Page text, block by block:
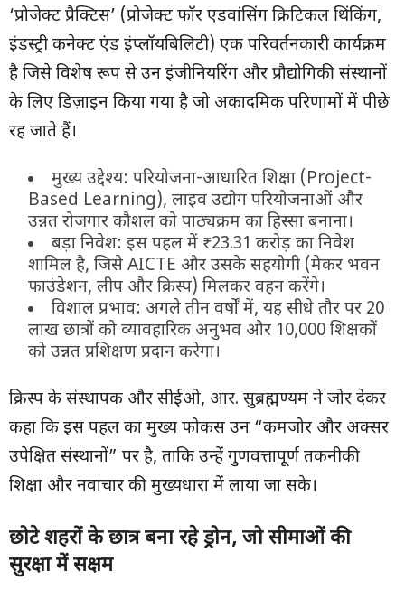
‘प्रोजेक्ट प्रैक्टिस’ (प्रोजेक्ट फॉर एडवांसिंग क्रिटिकल थिंकिंग,
इंडस्ट्री कनेक्ट एंड इंप्लॉयबिलिटी) एक परिवर्तनकारी कार्यक्रम
है जिसे विशेष रूप से उन इंजीनियरिंग और प्रौद्योगिकी संस्थानों
के लिए डिज़ाइन किया गया है जो अकादमिक परिणामों में पीछे
रह जाते हैं।
मुख्य उद्देश्य: परियोजना-आधारित शिक्षा (Project-
Based Learning), लाइव उद्योग परियोजनाओं और
उन्नत रोजगार कौशल को पाठ्यक्रम का हिस्सा बनाना।
बड़ा निवेश: इस पहल में ₹23.31 करोड़ का निवेश
शामिल है, जिसे AICTE और उसके सहयोगी (मेकर भवन
फाउंडेशन, लीप और क्रिस्प) मिलकर वहन करेंगे।
विशाल प्रभाव: अगले तीन वर्षों में, यह सीधे तौर पर 20
लाख छात्रों को व्यावहारिक अनुभव और 10,000 शिक्षकों
को उन्नत प्रशिक्षण प्रदान करेगा।
क्रिस्प के संस्थापक और सीईओ, आर. सुब्रह्मण्यम ने जोर देकर
कहा कि इस पहल का मुख्य फोकस उन “कमजोर और अक्सर
उपेक्षित संस्थानों” पर है, ताकि उन्हें गुणवत्तापूर्ण तकनीकी
शिक्षा और नवाचार की मुख्यधारा में लाया जा सके।
छोटे शहरों के छात्र बना रहे ड्रोन, जो सीमाओं की
सुरक्षा में सक्षम